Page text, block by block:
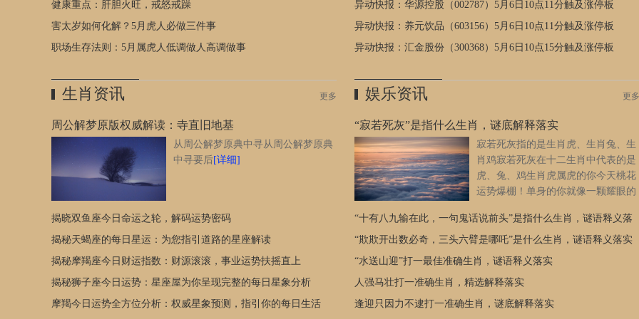
害”。在中国传统文化中，五行理论被广泛应用于预测和分析各种
现象。寅为木，巳为火，两者相遇便形成了相害的局面。对于属
外界的压力和挑战。这些压力可能来自于人际关系、工作环境、
看2026年5月虎人的具体运势情况。根据五行理论，属虎的人在
2026年5月的整体运势表现为起伏不定。一方面，他们可能会遇到
一些困难和挫折，需要付出更多的努力去克服；另一方面，也会
有一些机会和收获等待着他们。因此，在面对挑战时，属虎的朋
友们要保持冷静和坚定，相信自己的能力，勇敢地迎接每一个挑
战。值得注意的是，尽管面临诸多挑战，但属虎的朋友们仍然拥
有强大的内心和毅力。他们善于从困境中寻找机会，不断学习和
忧，而是要积极寻求解决问题的方法，勇敢地迈出每一步。我们
的朋友们可能会在人际交往中遇到一些麻烦和困扰。这可能会影
响到他们的人际关系和事业发展。因此，在与人交往时，属虎的
同时，也要尊重他人的意见和感受，保持良好的沟通和合作。我
们来谈谈如何应对“寅巳相害”的挑战。对于属虎的朋友们来说，
健康重点：肝胆火旺，戒怒戒躁
害太岁如何化解？5月虎人必做三件事
职场生存法则：5月属虎人低调做人高调做事
面，主力资金净流出381.76万元，占总成交额0.58%，游资资金净
流出547.83万元，占总成交额0.83%，散户资金净流入929.6万
由AI算法生成（网信算备310104345710301240019号），不构成投
异动快报：华源控股（002787）5月6日10点11分触及涨停板
异动快报：养元饮品（603156）5月6日10点11分触及涨停板
异动快报：汇金股份（300368）5月6日10点15分触及涨停板
生肖资讯 更多
周公解梦原版权威解读：寺直旧地基
从周公解梦原典中寻从周公解梦原典
中寻要后[详细]
揭晓双鱼座今日命运之轮，解码运势密码
揭秘天蝎座的每日星运：为您指引道路的星座解读
揭秘摩羯座今日财运指数：财源滚滚，事业运势扶摇直上
揭秘狮子座今日运势：星座屋为你呈现完整的每日星象分析
摩羯今日运势全方位分析：权威星象预测，指引你的每日生活
娱乐资讯 更多
“寂若死灰”是指什么生肖，谜底解释落实
寂若死灰指的是生肖虎、生肖兔、生
肖鸡寂若死灰在十二生肖中代表的是
虎、兔、鸡生肖虎属虎的你今天桃花
运势爆棚！单身的你就像一颗耀眼的
加社交活动，展现自己的魅力，勇敢地去追求自己的幸福吧。有
伴的你，与爱人之间的感情更加深厚，一起度过浪漫的时光，让
爱情的火焰燃烧得更加旺盛。但要注意避免烂桃花的干扰，坚守
只可爱的小兔子，相互依偎，温暖彼此。单身的你可以多关注身
边的朋友，也许那个对的人就在你身边。要勇敢地表达自己的感
“十有八九输在此，一句鬼话说前头”是指什么生肖，谜语释义落
实
“欺欺开出数必奇，三头六臂是哪吒”是什么生肖，谜语释义落实
“水送山迎”打一最佳准确生肖，谜语释义落实
人强马壮打一准确生肖，精选解释落实
逢迎只因力不逮打一准确生肖，谜底解释落实